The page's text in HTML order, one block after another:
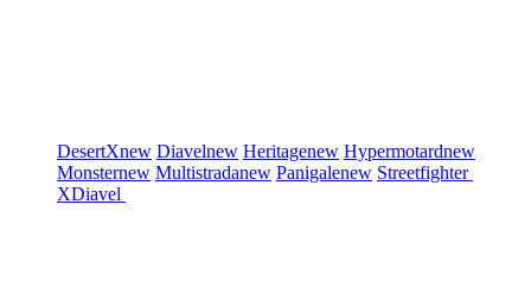
DesertXnew Diavelnew Heritagenew Hypermotardnew
Monsternew Multistradanew Panigalenew Streetfighter
XDiavel